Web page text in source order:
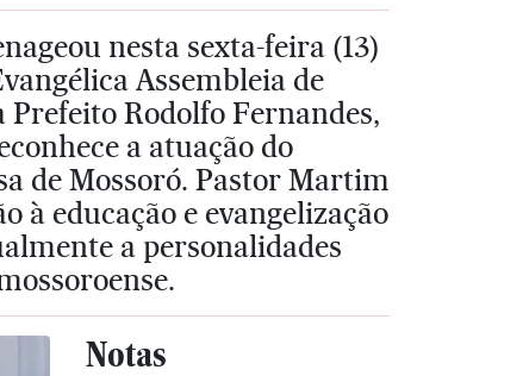
nesta sexta-feira (13)
Assembleia de
Rodolfo Fernandes,
a atuação do
de Mossoró. Pastor Martim
educação e evangelização
a personalidades
Notas